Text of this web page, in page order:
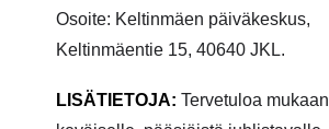
Osoite: Keltinmäen päiväkeskus,
Keltinmäentie 15, 40640 JKL.
LISÄTIETOJA: Tervetuloa mukaan